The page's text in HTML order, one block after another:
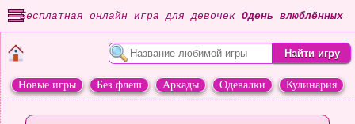
Бесплатная онлайн игра для девочек Одень влюблённых
Новые игры Без флеш Аркады Одевалки
Кулинария